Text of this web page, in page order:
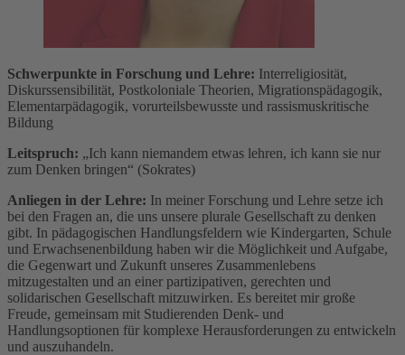
Schwerpunkte in Forschung und Lehre: Interreligiosität,
Diskurssensibilität, Postkoloniale Theorien, Migrationspädagogik,
Elementarpädagogik, vorurteilsbewusste und rassismuskritische
Bildung
Leitspruch: „Ich kann niemandem etwas lehren, ich kann sie nur
zum Denken bringen“ (Sokrates)
Anliegen in der Lehre: In meiner Forschung und Lehre setze ich
bei den Fragen an, die uns unsere plurale Gesellschaft zu denken
gibt. In pädagogischen Handlungsfeldern wie Kindergarten, Schule
und Erwachsenenbildung haben wir die Möglichkeit und Aufgabe,
die Gegenwart und Zukunft unseres Zusammenlebens
mitzugestalten und an einer partizipativen, gerechten und
solidarischen Gesellschaft mitzuwirken. Es bereitet mir große
Freude, gemeinsam mit Studierenden Denk- und
Handlungsoptionen für komplexe Herausforderungen zu entwickeln
und auszuhandeln.